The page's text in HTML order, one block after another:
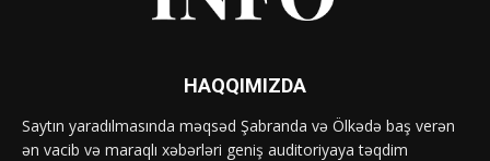
HAQQIMIZDA
Saytın yaradılmasında məqsəd Şabranda və Ölkədə baş verən
ən vacib və maraqlı xəbərləri geniş auditoriyaya təqdim